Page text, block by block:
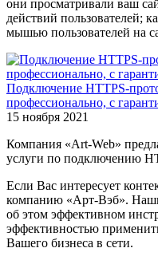
они просматривали ваш
действий пользователей;
мышью пользователей на
Подключение HTTPS-
профессионально, с
15 ноября 2021
Компания «Art-Web»
услуги по подключению
Если Вас интересует
компанию «Арт-Вэб».
об этом эффективном
эффективностью
Вашего бизнеса в сети.